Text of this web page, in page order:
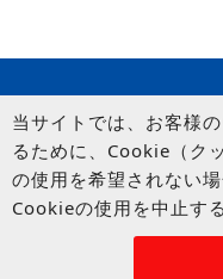
© UP
当サイトでは、お客様
るために、Cookie（ク
の使用を希望されない
Cookieの使用を中止す